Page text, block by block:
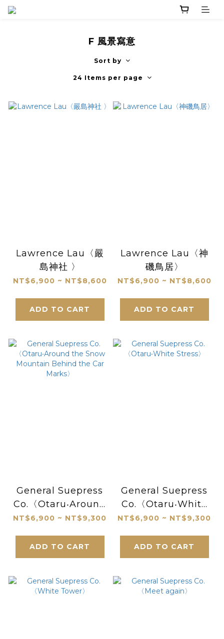
F 風景寫意
Sort by
24 Items per page
Lawrence Lau〈嚴
島神社 〉
NT$6,900 ~ NT$8,600
ADD TO CART
Lawrence Lau〈神
磯鳥居〉
NT$6,900 ~ NT$8,600
ADD TO CART
General Suepress
Co.〈Otaru‧Around
the Snow
the Car Marks〉
NT$6,900 ~ NT$9,300
ADD TO CART
General Suepress
Co.〈Otaru‧White
Stress〉
NT$6,900 ~ NT$9,300
ADD TO CART